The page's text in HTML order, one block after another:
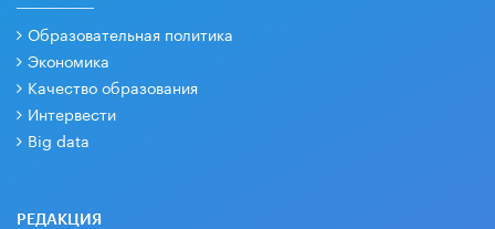
Образовательная политика
Экономика
Качество образования
Интервести
Big data
РЕДАКЦИЯ